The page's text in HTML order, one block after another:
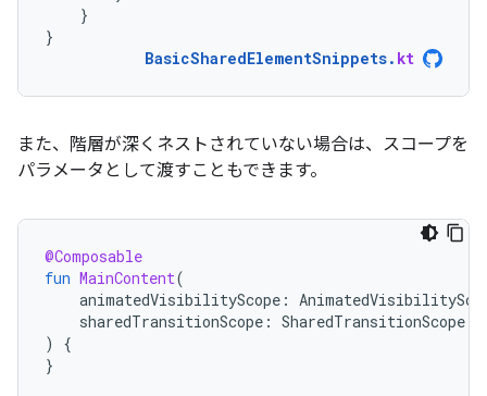
}
}
BasicSharedElementSnippets. kt
また、階層が深くネストされていない場合は、スコープを
パラメータとして渡すこともできます。
@Composable
fun MainContent(
animatedVisibilityScope :
sharedTransitionScope : SharedTransitionScope
)
{
}